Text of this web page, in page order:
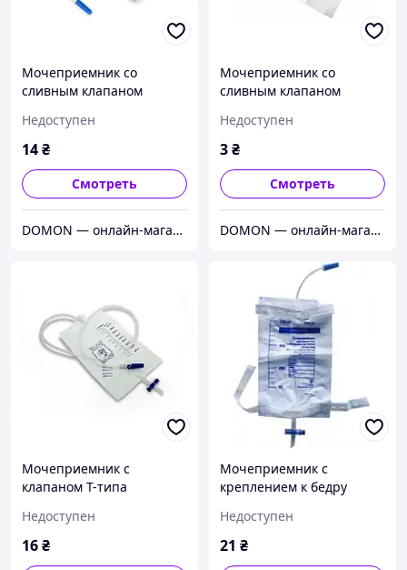
Мочеприемник со
сливным клапаном
(Уриноприемник)
Недоступен
14₴
Смотреть
DOMON — онлайн-магазин
Мочеприемник со
сливным клапаном
педиатрический 100 мл
(Уриноприемник)
Недоступен
3₴
Смотреть
DOMON — онлайн-магазин
Мочеприемник с
клапаном Т-типа
(Уриноприемник)
Недоступен
16₴
Мочеприемник с
креплением к бедру
(Уриноприемник)
Недоступен
21 ₴